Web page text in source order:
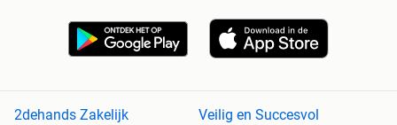
2dehands Zakelijk
Veilig en Succesvol